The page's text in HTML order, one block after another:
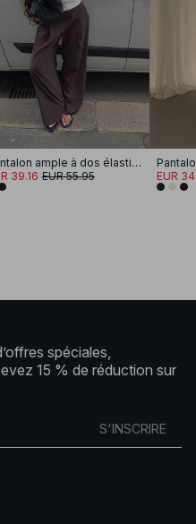
Pantalon ample à dos élastique
39.16 EUR 55.95 EUR
spéciales,
15 % de réduction sur
S'INSCRIRE